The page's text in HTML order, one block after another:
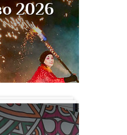
2026